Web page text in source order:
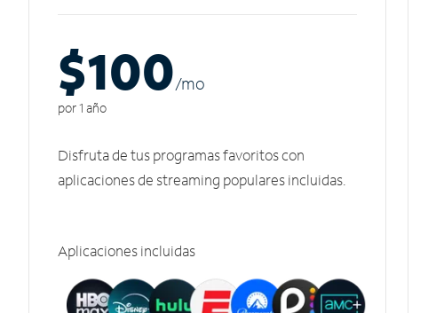
$100/mo
por 1 año
Disfruta de tus programas favoritos con
aplicaciones de streaming populares incluidas.
Aplicaciones incluidas